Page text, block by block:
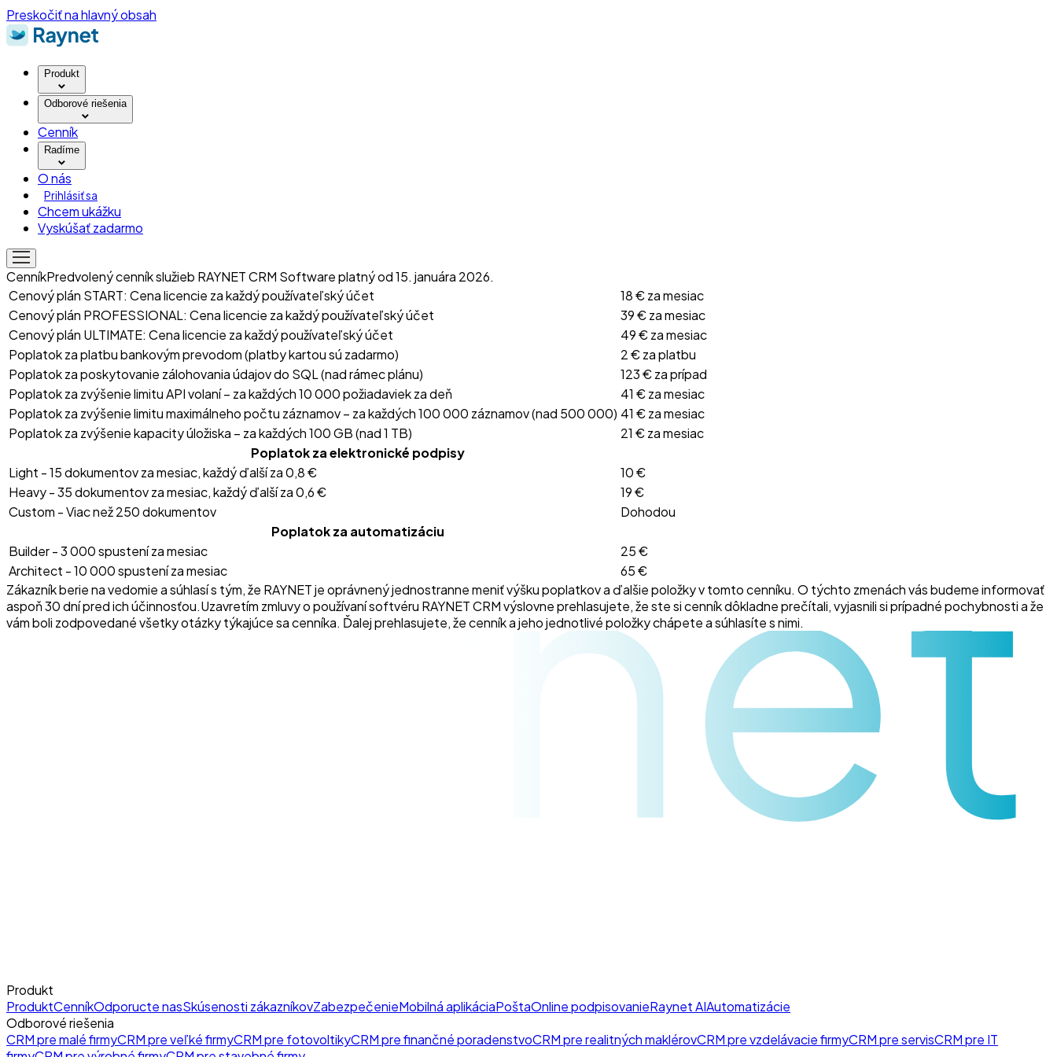
Preskočiť na hlavný obsah
Produkt
Odborové riešenia
Cenník
Radíme
O nás
Prihlásiť sa
Chcem ukážku
Vyskúšať zadarmo
CenníkPredvolený cenník služieb RAYNET CRM Software platný od 15. januára 2026.
Cenový plán START: Cena licencie za každý používateľský účet
18 € za mesiac
Cenový plán PROFESSIONAL: Cena licencie za každý používateľský účet
39 € za mesiac
Cenový plán ULTIMATE: Cena licencie za každý používateľský účet
49 € za mesiac
Poplatok za platbu bankovým prevodom (platby kartou sú zadarmo)
2 € za platbu
Poplatok za poskytovanie zálohovania údajov do SQL (nad rámec plánu)
123 € za prípad
Poplatok za zvýšenie limitu API volaní – za každých 10 000 požiadaviek za deň
41 € za mesiac
Poplatok za zvýšenie limitu maximálneho počtu záznamov – za každých 100 000 záznamov (nad 500 000) 41 € za mesiac
Poplatok za zvýšenie kapacity úložiska – za každých 100 GB (nad 1 TB)
21 € za mesiac
Poplatok za elektronické podpisy
Light - 15 dokumentov za mesiac, každý ďalší za 0,8 €
10 €
Heavy - 35 dokumentov za mesiac, každý ďalší za 0,6 €
19 €
Custom - Viac než 250 dokumentov
Dohodou
Poplatok za automatizáciu
Builder - 3 000 spustení za mesiac
25 €
Architect - 10 000 spustení za mesiac
65 €
Zákazník berie na vedomie a súhlasí s tým, že RAYNET je oprávnený jednostranne meniť výšku poplatkov a ďalšie položky v tomto cenníku. O týchto zmenách vás budeme informovať
aspoň 30 dní pred ich účinnosťou.Uzavretím zmluvy o používaní softvéru RAYNET CRM výslovne prehlasujete, že ste si cenník dôkladne prečítali, vyjasnili si prípadné pochybnosti a že
vám boli zodpovedané všetky otázky týkajúce sa cenníka. Ďalej prehlasujete, že cenník a jeho jednotlivé položky chápete a súhlasíte s nimi.
Produkt
ProduktCenníkOdporucte nasSkúsenosti zákazníkovZabezpečenieMobilná aplikáciaPoštaOnline podpisovanieRaynet AIAutomatizácie
Odborové riešenia
CRM pre malé firmyCRM pre veľké firmyCRM pre fotovoltikyCRM pre finančné poradenstvoCRM pre realitných maklérovCRM pre vzdelávacie firmyCRM pre servisCRM pre IT